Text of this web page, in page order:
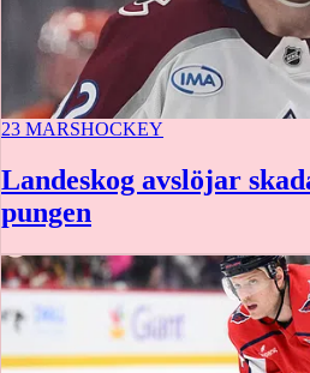
23 MARSHOCKEY
Landeskog avslöjar
pungen